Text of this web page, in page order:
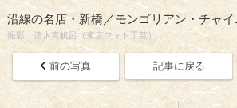
沿線の名店・新橋／モンゴリアン・チャ
撮影：清水真帆呂（東京フォト工芸）
前の写真 記事に戻る